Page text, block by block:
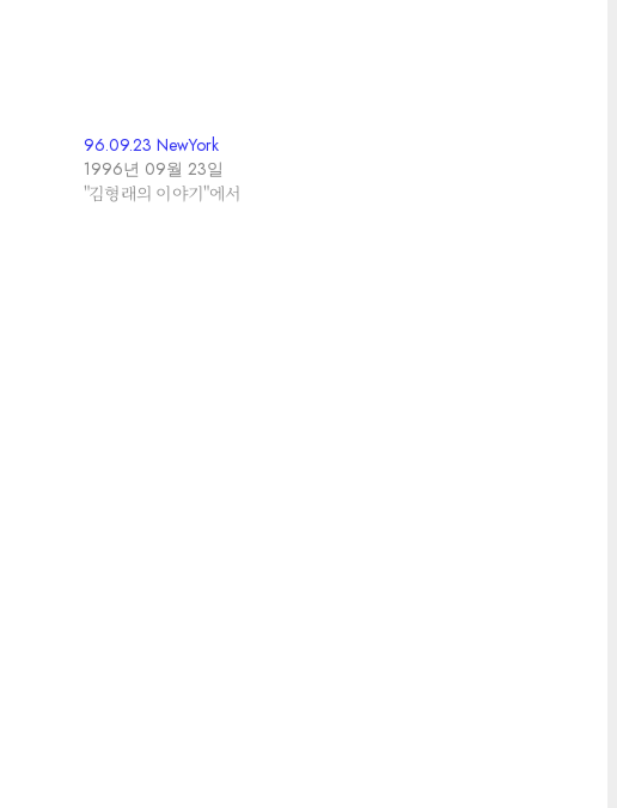
96.09.23 NewYork
1996년 09월 23일
"김형래의 이야기"에서